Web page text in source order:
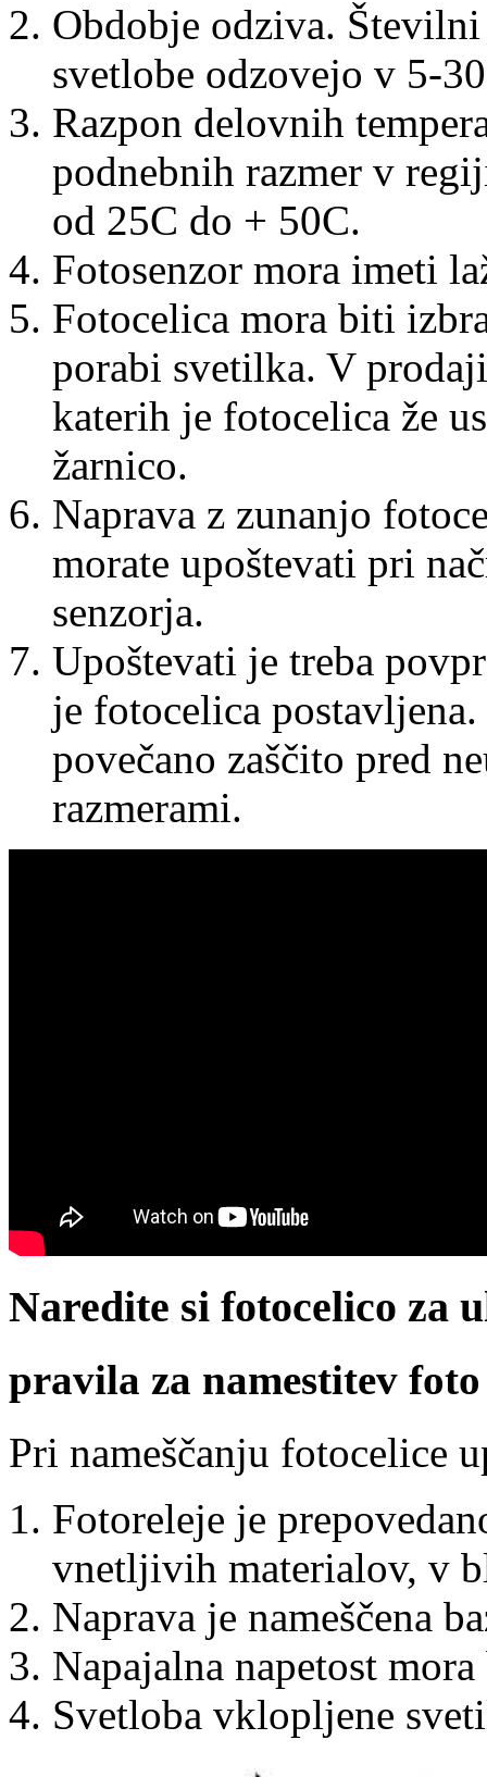
Obdobje odziva. Številni
svetlobe odzovejo v 5-
Razpon delovnih
podnebnih razmer v
od 25C do + 50C.
Fotosenzor mora imeti
Fotocelica mora biti
porabi svetilka. V
katerih je fotocelica že
žarnico.
Naprava z zunanjo
morate upoštevati pri
senzorja.
Upoštevati je treba
je fotocelica
povečano zaščito pred
razmerami.
Naredite si fotocelico za
pravila za namestitev
Pri nameščanju fotocelice
Fotoreleje je
vnetljivih materialov, v
Naprava je nameščena
Napajalna napetost
Svetloba vklopljene